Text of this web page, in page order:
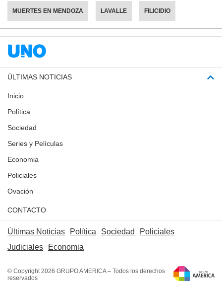
MUERTES EN MENDOZA LAVALLE FILICIDIO
ÚLTIMAS NOTICIAS
Inicio
Política
Sociedad
Series y Películas
Economia
Policiales
Ovación
CONTACTO
Últimas Noticias Política Sociedad
Policiales
Judiciales
Economia
© Copyright 2026 GRUPO AMERICA – Todos los derechos
reservados